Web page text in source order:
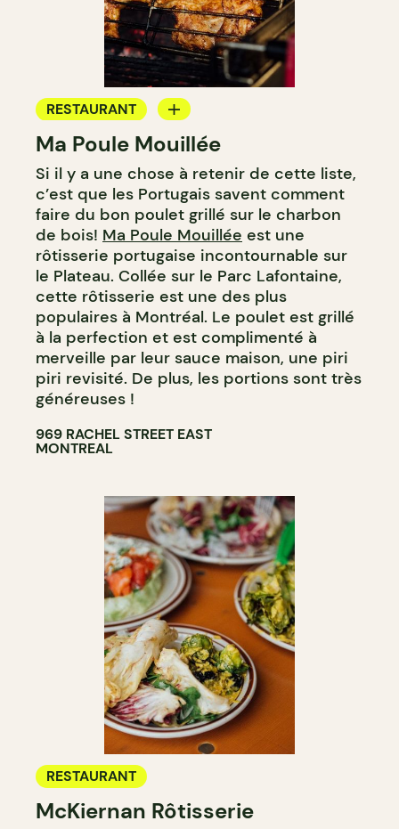
RESTAURANT
COMPTOIR
Ma Poule Mouillée
Si il y a une chose à retenir de cette liste,
c’est que les Portugais savent comment
faire du bon poulet grillé sur le charbon
de bois! Ma Poule Mouillée est une
rôtisserie portugaise incontournable sur
le Plateau. Collée sur le Parc Lafontaine,
cette rôtisserie est une des plus
populaires à Montréal. Le poulet est grillé
à la perfection et est complimenté à
merveille par leur sauce maison, une piri
piri revisité. De plus, les portions sont très
généreuses !
969 RACHEL STREET EAST
MONTREAL
RESTAURANT
McKiernan Rôtisserie